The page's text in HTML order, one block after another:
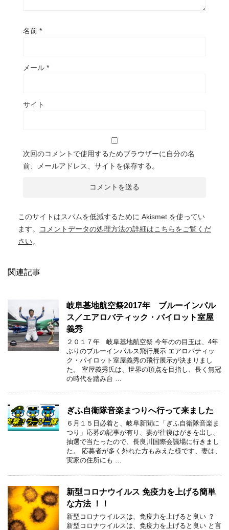
名前 *
メール *
サイト
次回のコメントで使用するためブラウザーに自分の名
前、メールアドレス、サイトを保存する。
このサイトはスパムを低減するために Akismet を使ってい
ます。
コメントデータの処理方法の詳細はこちらをご覧くだ
さい。
関連記事
岐阜基地航空祭2017年 ブルーインパル
ス／エアロバティック・パイロット室屋
義秀
２０１７年 岐阜基地航空祭 今年のの目玉は、4年
ぶりのブルーインパルス飛行展示 エアロバティッ
ク・パイロット室屋義秀の飛行展示が決まりまし
た。 室屋義秀氏は、世界の頂点を目指し、長く無冠
の時代を踏み台 …
ぎふ自衛隊音楽まつりへ行って来ました
６月１５日必着と、岐阜新聞に「ぎふ自衛隊音楽ま
つり」応募の記事が有り、妻が往復はがきを出し、
抽選で当たったので、長良川国際会議場に行きまし
た。 応募者が多く外れた方もみえた様です、妻は、
実家の住所にも …
新型コロナウイルス 免疫力を上げる簡単
な方法 ！！
新型コロナウイルスは、免疫力を上げると良い ？
新型コロナウイルスは、免疫力を上げると良い と言